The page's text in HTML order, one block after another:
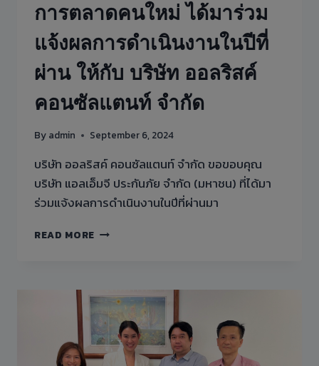
การตลาดคนใหม่ ได้มาร่วม
แจ้งผลการดำเนินงานในปีที่
ผ่าน ให้กับ บริษัท ออลริสค์
คอนซัลแตนท์ จำกัด
By admin September 6, 2024
บริษัท ออลริสค์ คอนซัลแตนท์ จำกัด ขอขอบคุณ
บริษัท แอลเอ็มจี ประกันภัย จำกัด (มหาชน) ที่ได้มา
ร่วมแจ้งผลการดำเนินงานในปีที่ผ่านมา
READ MORE บริษัท
ภัย
จำกัด
(มหาชน)
และ